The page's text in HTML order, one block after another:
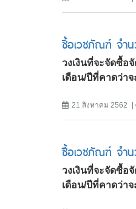
ซื้อเวชภัณฑ์ จำ
วงเงินที่จะจัดซื้อจั
เดือน/ปีที่คาดว่า
21 สิงหาคม 2562
ซื้อเวชภัณฑ์ จำ
วงเงินที่จะจัดซื้อจั
เดือน/ปีที่คาดว่า